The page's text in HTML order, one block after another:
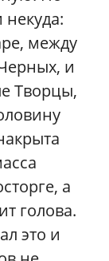
между
и
Творцы,
а
голова.
это и